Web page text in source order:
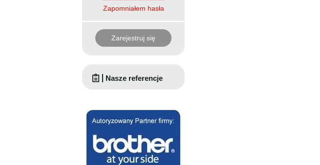
Zapomniałem hasła
Zarejestruj się
Nasze referencje